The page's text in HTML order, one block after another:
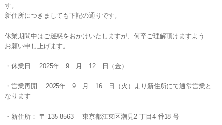
す。
新住所につきましても下記の通りです。
休業期間中はご迷惑をおかけいたしますが、何卒ご理解頂けますよう
お願い申し上げます。
・休業日: 2025年 9 月 12 日（金）
・営業再開: 2025年 9 月 16 日（火）より新住所にて通常営業と
なります
・新住所： 〒 135-8563 東京都江東区潮見2 丁目4 番18 号